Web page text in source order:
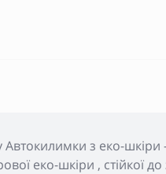
з еко-
еко-шкіри , стійкої